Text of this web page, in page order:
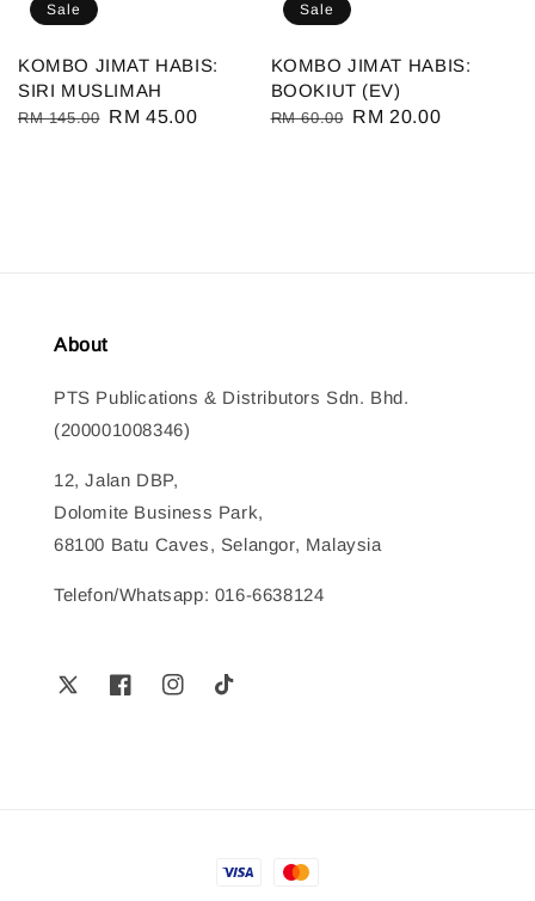
Sale
KOMBO JIMAT HABIS:
SIRI MUSLIMAH
Regular
RM 145.00 Sale
RM 45.00
Sale
KOMBO JIMAT HABIS:
BOOKIUT (EV)
Regular
RM 60.00 Sale
RM 20.00
About
PTS Publications & Distributors Sdn. Bhd.
(200001008346)
12, Jalan DBP,
Dolomite Business Park,
68100 Batu Caves, Selangor, Malaysia
Telefon/Whatsapp: 016-6638124